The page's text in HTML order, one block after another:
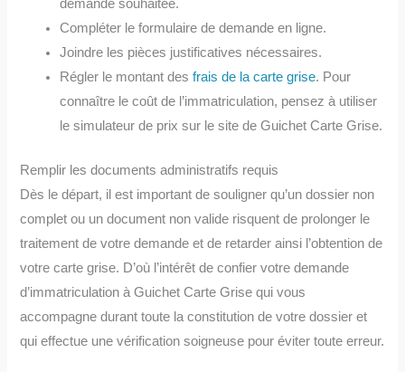
demande souhaitée.
Compléter le formulaire de demande en ligne.
Joindre les pièces justificatives nécessaires.
Régler le montant desfrais de la carte grise. Pour
connaître le coût de l’immatriculation, pensez à utiliser
le simulateur de prix sur le site de Guichet Carte Grise.
Remplir les documents administratifs requis
Dès le départ, il est important de souligner qu’un dossier non
complet ou un document non valide risquent de prolonger le
traitement de votre demande et de retarder ainsi l’obtention de
votre carte grise. D’où l’intérêt de confier votre demande
d’immatriculation à Guichet Carte Grise qui vous
accompagne durant toute la constitution de votre dossier et
qui effectue une vérification soigneuse pour éviter toute erreur.